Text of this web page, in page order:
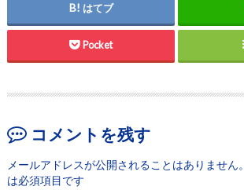
はてブ
Pocket
コメントを残す
メールアドレスが公開されることはありません。
は必須項目です